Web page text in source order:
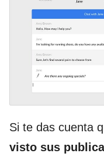
Si te das cuenta
visto sus